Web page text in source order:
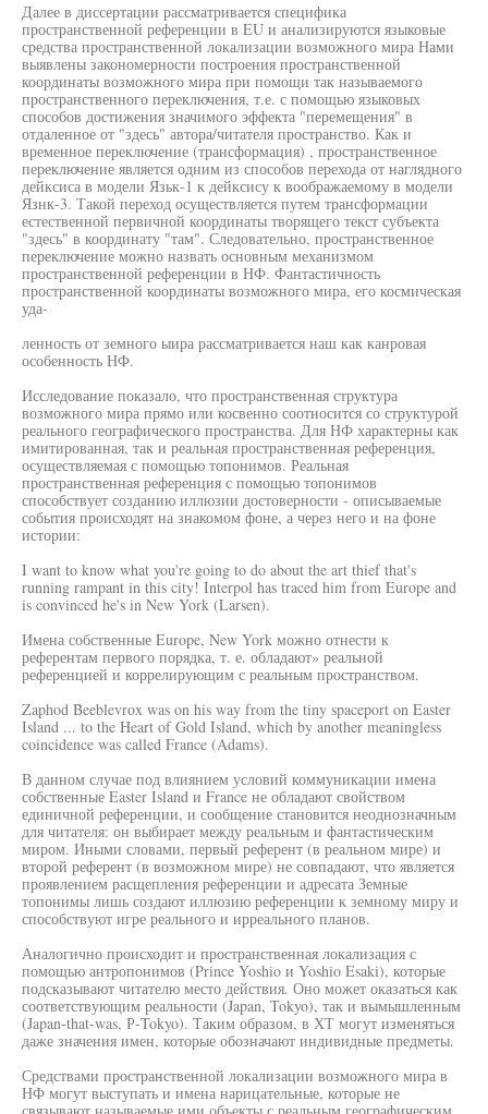
Далее в диссертации рассматривается специфика
пространственной референции в EU и анализируются языковые
средства пространственной локализации возможного мира Нами
выявлены закономерности построения пространственной
координаты возможного мира при помощи так называемого
пространственного переключения, т.е. с помощью языковых
способов достижения значимого эффекта "перемещения" в
отдаленное от "здесь" автора/читателя пространство. Как и
временное переключение (трансформация) , пространственное
переключение является одним из способов перехода от наглядного
дейксиса в модели Язьк-1 к дейксису к воображаемому в модели
Язнк-3. Такой переход осуществляется путем трансформации
естественной первичной координаты творящего текст субъекта
"здесь" в координату "там". Следовательно, пространственное
переключение можно назвать основным механизмом
пространственной референции в НФ. Фантастичность
пространственной координаты возможного мира, его космическая
уда-
ленность от земного ыира рассматривается наш как канровая
особенность НФ.
Исследование показало, что пространственная структура
возможного мира прямо или косвенно соотносится со структурой
реального географического пространства. Для НФ характерны как
имитированная, так и реальная пространственная референция,
осуществляемая с помощью топонимов. Реальная
пространственная референция с помощью топонимов
способствует созданию иллюзии достоверности - описываемые
события происходят на знакомом фоне, а через него и на фоне
истории:
I want to know what you're going to do about the art thief that's
running rampant in this city! Interpol has traced him from Europe and
is convinced he's in New York (Larsen).
Имена собственные Europe, New York можно отнести к
референтам первого порядка, т. е. обладают» реальной
референцией и коррелирующим с реальным пространством.
Zaphod Beeblevrox was on his way from the tiny spaceport on Easter
Island ... to the Heart of Gold Island, which by another meaningless
coincidence was called France (Adams).
В данном случае под влиянием условий коммуникации имена
собственные Easter Island и France не обладают свойством
единичной референции, и сообщение становится неоднозначным
для читателя: он выбирает между реальным и фантастическим
миром. Иными словами, первый референт (в реальном мире) и
второй референт (в возможном мире) не совпадают, что является
проявлением расщепления референции и адресата Земные
топонимы лишь создают иллюзию референции к земному миру и
способствуют игре реального и ирреального планов.
Аналогично происходит и пространственная локализация с
помощью антропонимов (Prince Yoshio и Yoshio Esaki), которые
подсказывают читателю место действия. Оно может оказаться как
соответствующим реальности (Japan, Tokyo), так и вымышленным
(Japan-that-was, Р-Tokyo). Таким образом, в ХТ могут изменяться
даже значения имен, которые обозначают индивидные предметы.
Средствами пространственной локализации возможного мира в
НФ могут выступать и имена нарицательные, которые не